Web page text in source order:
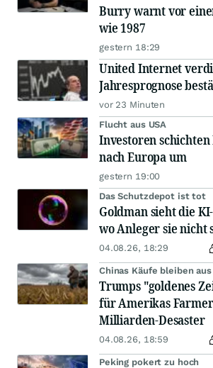
Burry warnt vor
wie 1987
gestern 18:29
United Internet
Jahresprognose
vor 23 Minuten
Flucht aus USA
Investoren
nach Europa um
gestern 19:00
Das Schutzdepot ist tot
Goldman sieht die
wo Anleger sie nicht
04.08.26, 18:29
Chinas Käufe bleiben aus
Trumps "goldenes
für Amerikas
Milliarden-Desaster
04.08.26, 18:59
Peking pokert zu hoch